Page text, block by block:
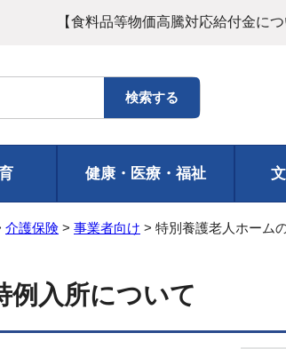
【食料品等物価高騰対応給付金につ
健康・医療・福祉
介護保険 > 事業者向け > 特別養護老人ホーム
例入所について